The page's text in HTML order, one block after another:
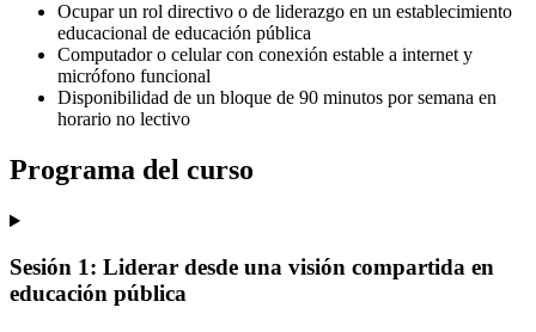
Ocupar un rol directivo o de liderazgo en un establecimiento
educacional de educación pública
Computador o celular con conexión estable a internet y
micrófono funcional
Disponibilidad de un bloque de 90 minutos por semana en
horario no lectivo
Programa del curso
Sesión 1: Liderar desde una visión compartida en
educación pública